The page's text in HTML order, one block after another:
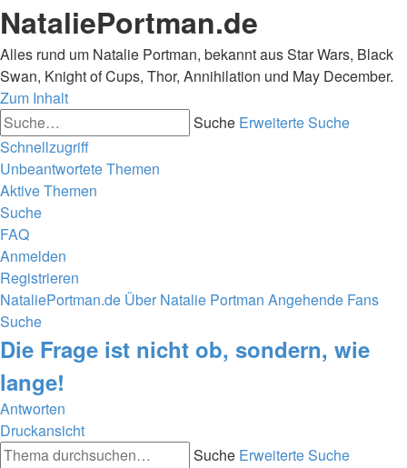
NataliePortman.de
Alles rund um Natalie Portman, bekannt aus Star Wars, Black
Swan, Knight of Cups, Thor, Annihilation und May December.
Zum Inhalt
Suche Erweiterte Suche
Schnellzugriff
Unbeantwortete Themen
Aktive Themen
Suche
FAQ
Anmelden
Registrieren
NataliePortman.de Über Natalie Portman Angehende Fans
Suche
Die Frage ist nicht ob, sondern, wie
lange!
Antworten
Druckansicht
Suche Erweiterte Suche